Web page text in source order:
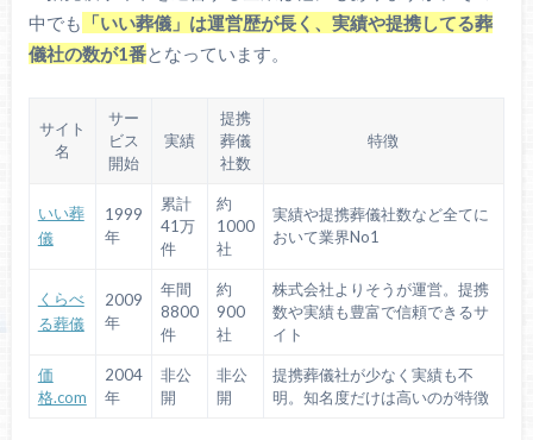
中でも 「いい葬儀」は運営歴が長く、実績や提携してる葬
儀社の数が1番となっています。
サイト
名
サー
ビス
開始
実績
提携
葬儀
社数
特徴
いい葬
儀
1999
年
累計
41万
件
約
1000
社
実績や提携葬儀社数など全てに
おいて業界No1
くらべ
る葬儀
2009
年
年間
8800
件
約
900
社
株式会社よりそうが運営。提携
数や実績も豊富で信頼できるサ
イト
価
格.com
2004
年
非公
開
非公
開
提携葬儀社が少なく実績も不
明。知名度だけは高いのが特徴